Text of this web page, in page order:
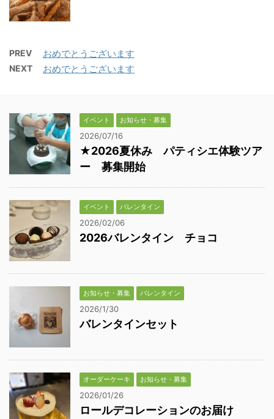
PREV おめでとうございます
NEXT おめでとうございます
イベント お知らせ・募集
2026/07/16
★2026夏休み パティシエ体験ツア
ー 募集開始
イベント バレンタイン
2026/02/06
2026バレンタイン チョコ
お知らせ・募集 バレンタイン
2026/1/30
バレンタインセット
オーダーケーキ お知らせ・募集
2026/01/26
ロールデコレーションのお届け